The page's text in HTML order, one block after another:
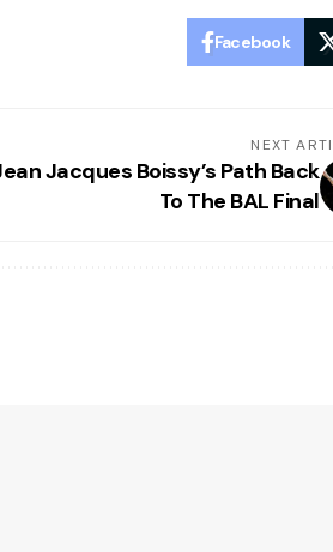
Facebook
NEXT
Jacques Boissy’s Path Back
To The BAL Final